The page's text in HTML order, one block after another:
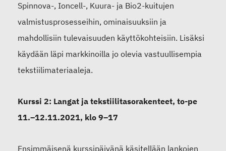
Spinnova-, Ioncell-, Kuura- ja Bio2-kuitujen
valmistusprosesseihin, ominaisuuksiin ja
mahdollisiin tulevaisuuden käyttökohteisiin. Lisäksi
käydään läpi markkinoilla jo olevia vastuullisempia
tekstiilimateriaaleja.
Kurssi 2: Langat ja tekstiilitasorakenteet, to-pe
11.–12.11.2021, klo 9–17
Ensimmäisenä kurssipäivänä käsitellään lankojen